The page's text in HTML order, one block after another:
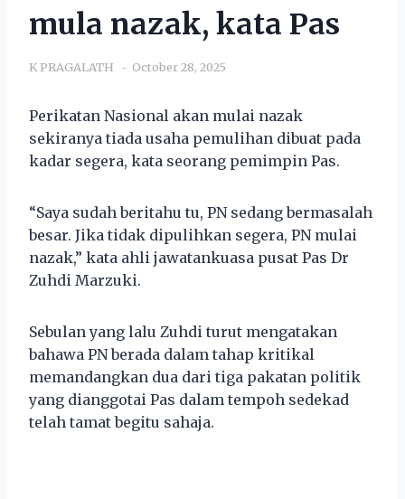
mula nazak, kata Pas
K PRAGALATH October 28, 2025
Perikatan Nasional akan mulai nazak
sekiranya tiada usaha pemulihan dibuat pada
kadar segera, kata seorang pemimpin Pas.
“Saya sudah beritahu tu, PN sedang bermasalah
besar. Jika tidak dipulihkan segera, PN mulai
nazak,” kata ahli jawatankuasa pusat Pas Dr
Zuhdi Marzuki.
Sebulan yang lalu Zuhdi turut mengatakan
bahawa PN berada dalam tahap kritikal
memandangkan dua dari tiga pakatan politik
yang dianggotai Pas dalam tempoh sedekad
telah tamat begitu sahaja.